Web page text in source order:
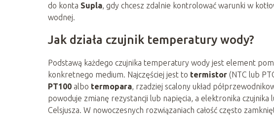
do konta Supla, gdy chcesz zdalnie kontrolować warunki w
wodnej.
Jak działa czujnik temperatury wody?
Podstawą każdego czujnika temperatury wody jest element
konkretnego medium. Najczęściej jest to termistor (NTC lub
PT100 albo termopara, rzadziej scalony układ
powoduje zmianę rezystancji lub napięcia, a elektronika
Celsjusza. W nowoczesnych rozwiązaniach całość często